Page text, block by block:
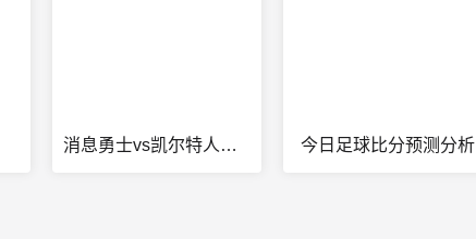
消息勇士vs凯尔特人时间 今日足球比分预测分析